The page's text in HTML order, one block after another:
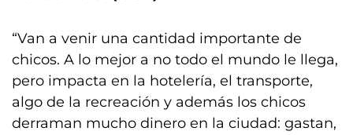
“Van a venir una cantidad importante de
chicos. A lo mejor a no todo el mundo le llega,
pero impacta en la hotelería, el transporte,
algo de la recreación y además los chicos
derraman mucho dinero en la ciudad: gastan,